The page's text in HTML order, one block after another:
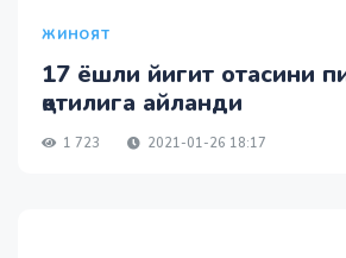
ЖИНОЯТ
17 ёшли йигит отасини
қотилига айланди
1 723 2021-01-26 18:17